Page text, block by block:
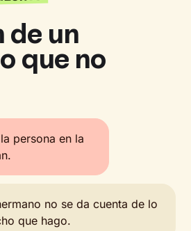
de un
que no
persona en la
no se da cuenta de lo
que hago.